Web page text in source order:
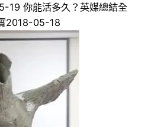
你能活多久？英媒總結全
2018-05-18